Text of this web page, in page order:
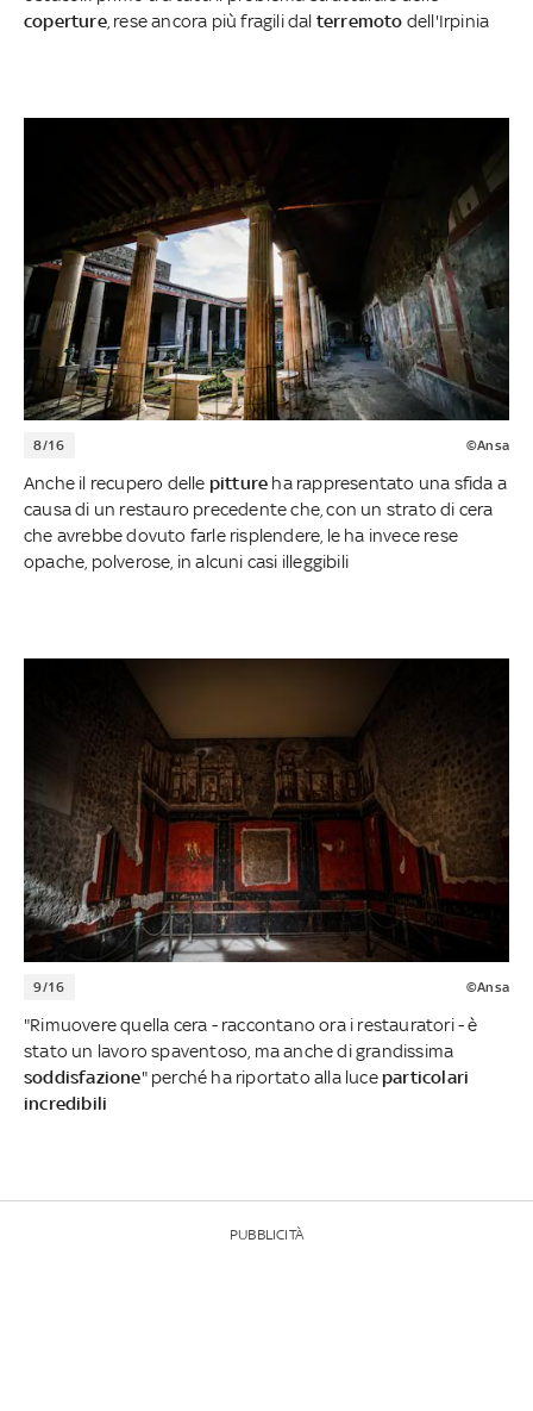
coperture, rese ancora più fragili dal terremoto dell'Irpinia
8/16 ©Ansa
Anche il recupero delle pitture ha rappresentato una sfida a
causa di un restauro precedente che, con un strato di cera
che avrebbe dovuto farle risplendere, le ha invece rese
opache, polverose, in alcuni casi illeggibili
9/16 ©Ansa
"Rimuovere quella cera - raccontano ora i restauratori - è
stato un lavoro spaventoso, ma anche di grandissima
soddisfazione" perché ha riportato alla luce particolari
incredibili
PUBBLICITÀ